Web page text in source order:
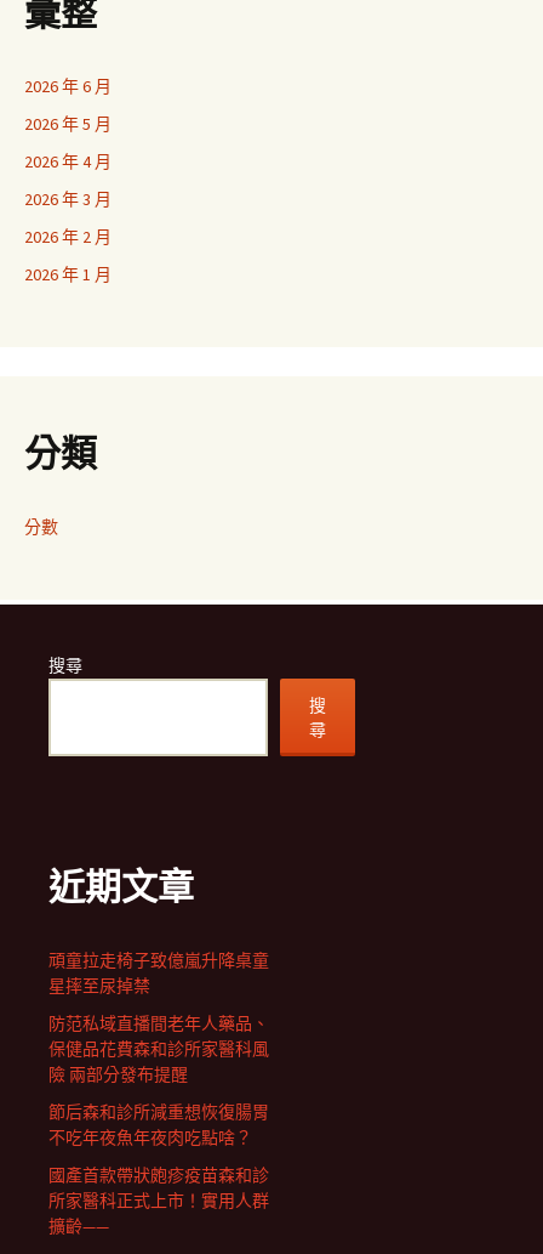
彙整
2026 年 6 月
2026 年 5 月
2026 年 4 月
2026 年 3 月
2026 年 2 月
2026 年 1 月
分類
分數
搜尋
搜
尋
近期文章
頑童拉走椅子致億嵐升降桌童
星摔至尿掉禁
防范私域直播間老年人藥品、
保健品花費森和診所家醫科風
險 兩部分發布提醒
節后森和診所減重想恢復腸胃
不吃年夜魚年夜肉吃點啥？
國產首款帶狀皰疹疫苗森和診
所家醫科正式上市！實用人群
擴齡——